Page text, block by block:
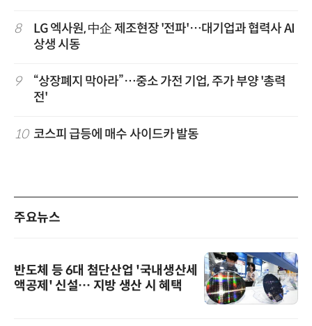
8
LG 엑사원, 中企 제조현장 '전파'…대기업과 협력사 AI
상생 시동
9
“상장폐지 막아라”…중소 가전 기업, 주가 부양 '총력
전'
10 코스피 급등에 매수 사이드카 발동
주요뉴스
반도체 등 6대 첨단산업 '국내생산세
액공제' 신설… 지방 생산 시 혜택